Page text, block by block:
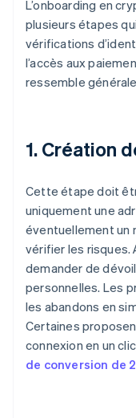
L’onboarding en
plusieurs étapes
vérifications
l’accès aux
ressemble
1. Création
Cette étape doit
uniquement une
éventuellement un
vérifier les risques.
demander de
personnelles. Les
les abandons en
Certaines
connexion en un
de conversion de